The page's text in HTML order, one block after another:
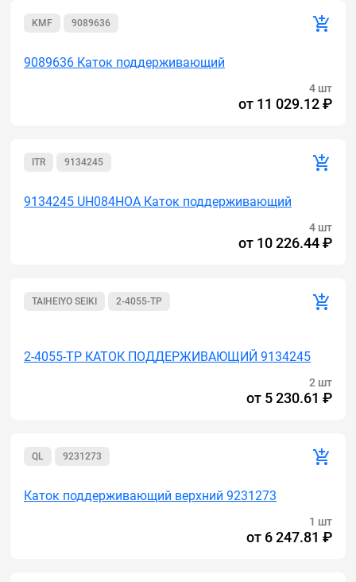
KMF 9089636
9089636 Каток поддерживающий
4 шт
от 11 029.12 ₽
ITR 9134245
9134245 UH084HOA Каток поддерживающий
4 шт
от 10 226.44 ₽
TAIHEIYO SEIKI 2-4055-TP
2-4055-TP КАТОК ПОДДЕРЖИВАЮЩИЙ 9134245
2 шт
от 5 230.61 ₽
QL 9231273
Каток поддерживающий верхний 9231273
1 шт
от 6 247.81 ₽